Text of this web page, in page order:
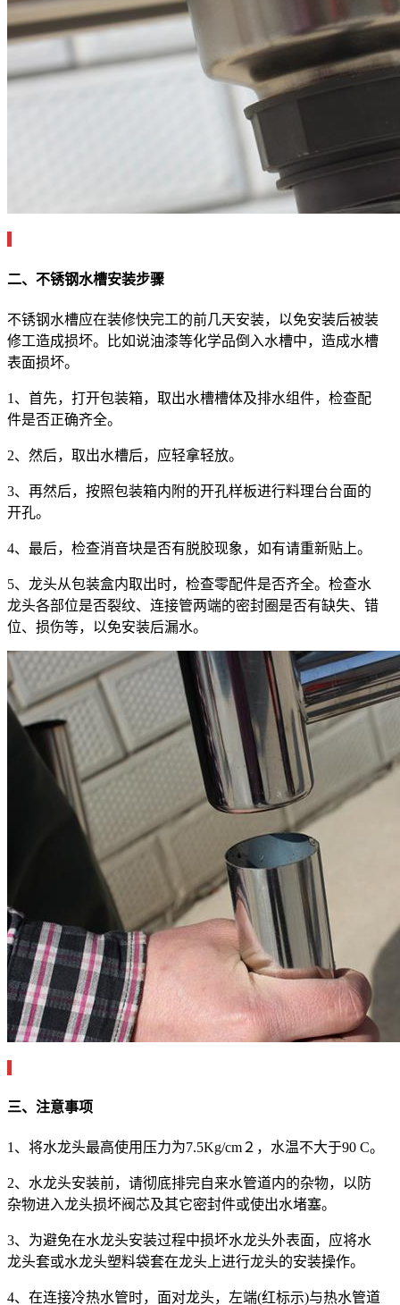
二、不锈钢水槽安装步骤
不锈钢水槽应在装修快完工的前几天安装，以免安装后被装
修工造成损坏。比如说油漆等化学品倒入水槽中，造成水槽
表面损坏。
1、首先，打开包装箱，取出水槽槽体及排水组件，检查配
件是否正确齐全。
2、然后，取出水槽后，应轻拿轻放。
3、再然后，按照包装箱内附的开孔样板进行料理台台面的
开孔。
4、最后，检查消音块是否有脱胶现象，如有请重新贴上。
5、龙头从包装盒内取出时，检查零配件是否齐全。检查水
龙头各部位是否裂纹、连接管两端的密封圈是否有缺失、错
位、损伤等，以免安装后漏水。
三、注意事项
1、将水龙头最高使用压力为7.5Kg/cm２，水温不大于90 C。
2、水龙头安装前，请彻底排完自来水管道内的杂物，以防
杂物进入龙头损坏阀芯及其它密封件或使出水堵塞。
3、为避免在水龙头安装过程中损坏水龙头外表面，应将水
龙头套或水龙头塑料袋套在龙头上进行龙头的安装操作。
4、在连接冷热水管时，面对龙头，左端(红标示)与热水管道